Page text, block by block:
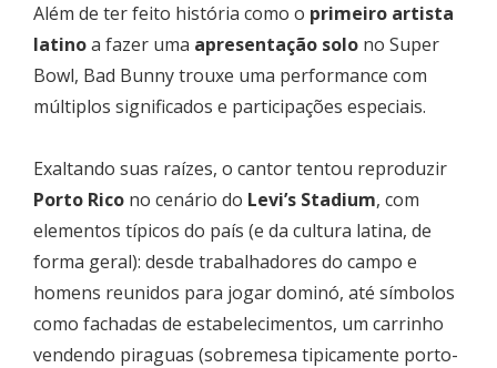
Além de ter feito história como o primeiro artista
latinoa fazer uma apresentação solo no Super
Bowl, Bad Bunny trouxe uma performance com
múltiplos significados e participações especiais.
Exaltando suas raízes, o cantor tentou reproduzir
Porto Rico no cenário do Levi’s Stadium, com
elementos típicos do país (e da cultura latina, de
forma geral): desde trabalhadores do campo e
homens reunidos para jogar dominó, até símbolos
como fachadas de estabelecimentos, um carrinho
vendendo piraguas (sobremesa tipicamente porto-